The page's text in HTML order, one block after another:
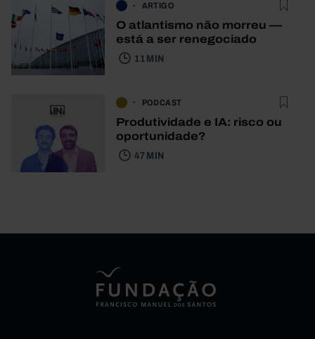
ARTIGO
O atlantismo não morreu —
está a ser renegociado
11 MIN
PODCAST
Produtividade e IA: risco ou
oportunidade?
47 MIN